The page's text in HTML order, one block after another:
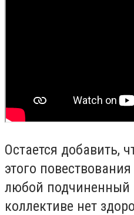
Остается добавить,
этого
любой подчиненный
коллективе нет